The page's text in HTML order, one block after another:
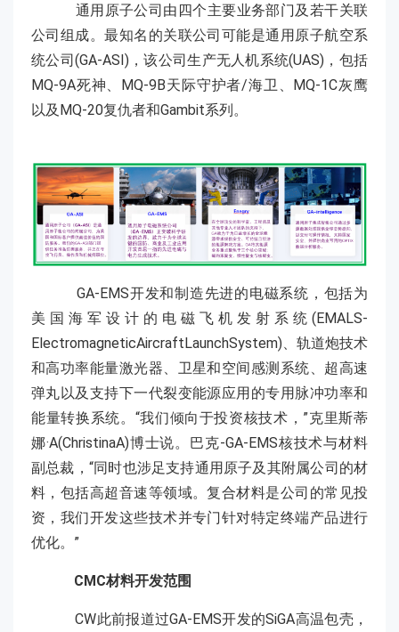
通用原子公司由四个主要业务部门及若干关联
公司组成。最知名的关联公司可能是通用原子航空系
统公司(GA-ASI)，该公司生产无人机系统(UAS)，包括
MQ-9A死神、MQ-9B天际守护者/海卫、MQ-1C灰鹰
以及MQ-20复仇者和Gambit系列。
GA-EMS开发和制造先进的电磁系统，包括为
美国海军设计的电磁飞机发射系统(EMALS-
ElectromagneticAircraftLaunchSystem)、轨道炮技术
和高功率能量激光器、卫星和空间感测系统、超高速
弹丸以及支持下一代裂变能源应用的专用脉冲功率和
能量转换系统。“我们倾向于投资核技术，”克里斯蒂
娜·A(ChristinaA)博士说。巴克-GA-EMS核技术与材料
副总裁，“同时也涉足支持通用原子及其附属公司的材
料，包括高超音速等领域。复合材料是公司的常见投
资，我们开发这些技术并专门针对特定终端产品进行
优化。”
CMC材料开发范围
CW此前报道过GA-EMS开发的SiGA高温包壳，